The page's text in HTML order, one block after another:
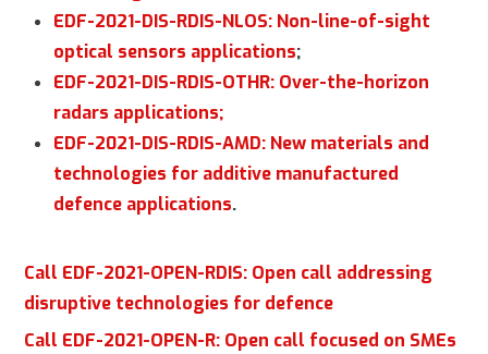
EDF-2021-DIS-RDIS-NLOS: Non-line-of-sight
optical sensors applications;
EDF-2021-DIS-RDIS-OTHR: Over-the-horizon
radars applications;
EDF-2021-DIS-RDIS-AMD: New materials and
technologies for additive manufactured
defence applications.
Call EDF-2021-OPEN-RDIS: Open call addressing
disruptive technologies for defence
Call EDF-2021-OPEN-R: Open call focused on SMEs